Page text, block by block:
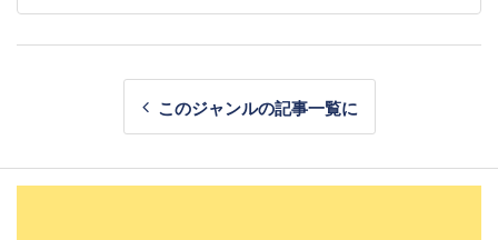
このジャンルの記事一覧に